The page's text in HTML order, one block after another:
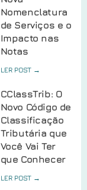
Nomenclatura
de Serviços e o
Impacto nas
Notas
LER POST →
CClassTrib: O
Novo Código de
Classificação
Tributária que
Você Vai Ter
que Conhecer
LER POST →